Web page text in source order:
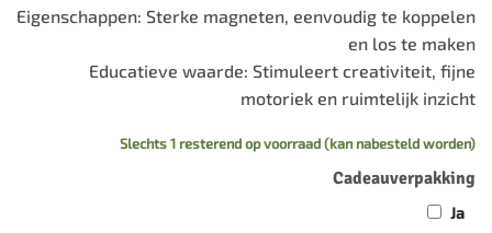
Eigenschappen: Sterke magneten, eenvoudig te koppelen
en los te maken
Educatieve waarde: Stimuleert creativiteit, fijne
motoriek en ruimtelijk inzicht
Slechts 1 resterend op voorraad (kan nabesteld worden)
Cadeauverpakking
Ja